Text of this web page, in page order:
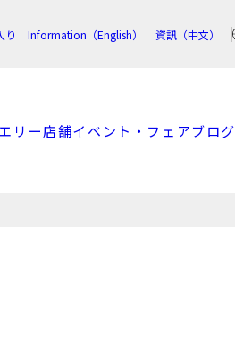
り Information（English） 資訊（中文）
リー店舗イベント・フェアブログ